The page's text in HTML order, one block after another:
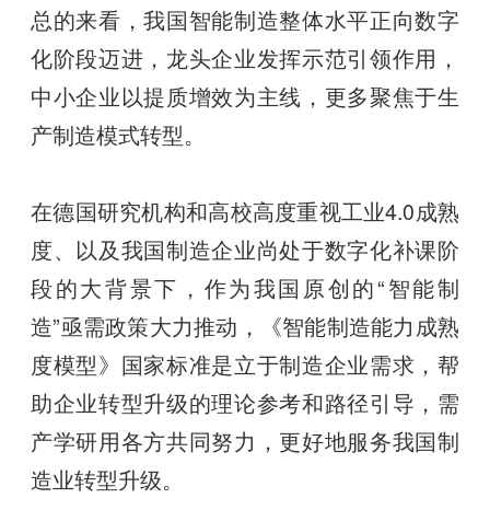
总的来看，我国智能制造整体水平正向数字
化阶段迈进，龙头企业发挥示范引领作用，
中小企业以提质增效为主线，更多聚焦于生
产制造模式转型。
在德国研究机构和高校高度重视工业4.0成熟
度、以及我国制造企业尚处于数字化补课阶
段的大背景下，作为我国原创的“智能制
造”亟需政策大力推动，《智能制造能力成熟
度模型》国家标准是立于制造企业需求，帮
助企业转型升级的理论参考和路径引导，需
产学研用各方共同努力，更好地服务我国制
造业转型升级。